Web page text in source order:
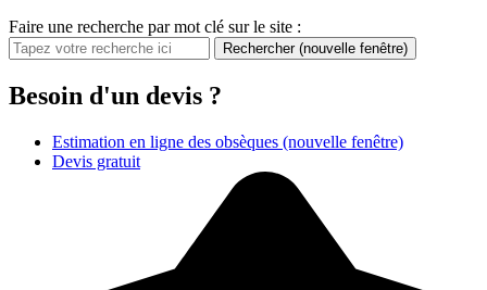
Faire une recherche par mot clé sur le site :
Rechercher (nouvelle fenêtre)
Besoin d'un devis ?
Estimation en ligne des obsèques (nouvelle fenêtre)
Devis gratuit